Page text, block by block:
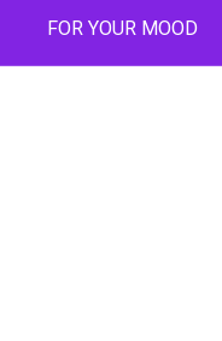
FOR YOUR MOOD